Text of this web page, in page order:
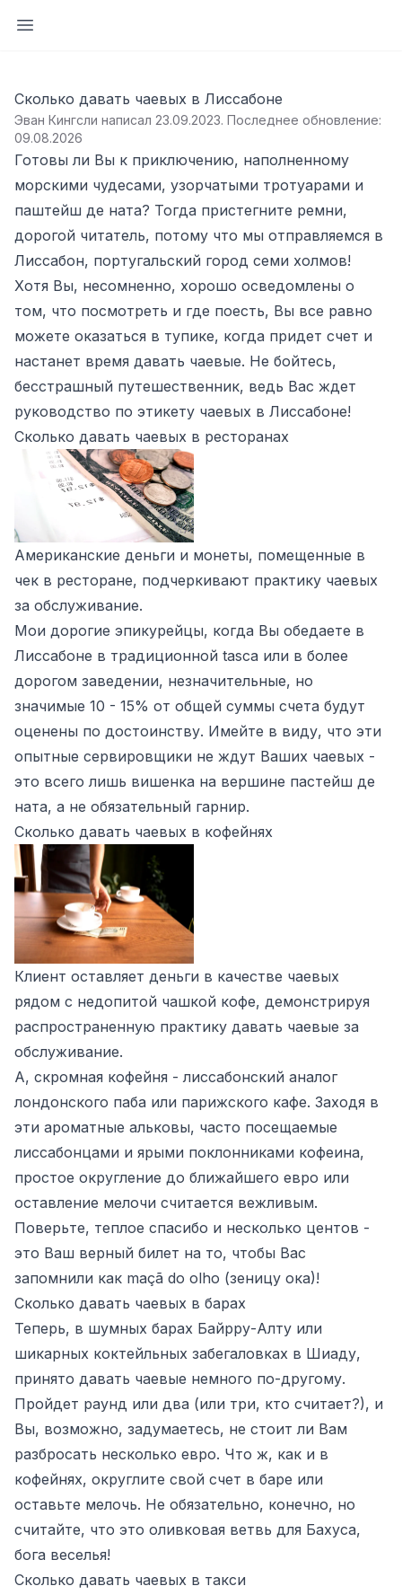
Открыть боковую панель
Сколько давать чаевых в Лиссабоне
Эван Кингсли написал 23.09.2023. Последнее обновление:
09.08.2026
Готовы ли Вы к приключению, наполненному
морскими чудесами, узорчатыми тротуарами и
паштейш де ната? Тогда пристегните ремни,
дорогой читатель, потому что мы отправляемся в
Лиссабон, португальский город семи холмов!
Хотя Вы, несомненно, хорошо осведомлены о
том, что посмотреть и где поесть, Вы все равно
можете оказаться в тупике, когда придет счет и
настанет время давать чаевые. Не бойтесь,
бесстрашный путешественник, ведь Вас ждет
руководство по этикету чаевых в Лиссабоне!
Сколько давать чаевых в ресторанах
Американские деньги и монеты, помещенные в
чек в ресторане, подчеркивают практику чаевых
за обслуживание.
Мои дорогие эпикурейцы, когда Вы обедаете в
Лиссабоне в традиционной tasca или в более
дорогом заведении, незначительные, но
значимые 10 - 15% от общей суммы счета будут
оценены по достоинству. Имейте в виду, что эти
опытные сервировщики не ждут Ваших чаевых -
это всего лишь вишенка на вершине пастейш де
ната, а не обязательный гарнир.
Сколько давать чаевых в кофейнях
Клиент оставляет деньги в качестве чаевых
рядом с недопитой чашкой кофе, демонстрируя
распространенную практику давать чаевые за
обслуживание.
А, скромная кофейня - лиссабонский аналог
лондонского паба или парижского кафе. Заходя в
эти ароматные альковы, часто посещаемые
лиссабонцами и ярыми поклонниками кофеина,
простое округление до ближайшего евро или
оставление мелочи считается вежливым.
Поверьте, теплое спасибо и несколько центов -
это Ваш верный билет на то, чтобы Вас
запомнили как maçã do olho (зеницу ока)!
Сколько давать чаевых в барах
Теперь, в шумных барах Байрру-Алту или
шикарных коктейльных забегаловках в Шиаду,
принято давать чаевые немного по-другому.
Пройдет раунд или два (или три, кто считает?), и
Вы, возможно, задумаетесь, не стоит ли Вам
разбросать несколько евро. Что ж, как и в
кофейнях, округлите свой счет в баре или
оставьте мелочь. Не обязательно, конечно, но
считайте, что это оливковая ветвь для Бахуса,
бога веселья!
Сколько давать чаевых в такси